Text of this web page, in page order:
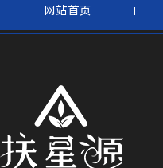
网站首页